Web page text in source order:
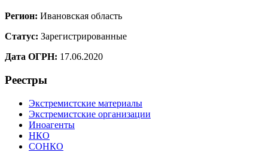
Регион: Ивановская область
Статус: Зарегистрированные
Дата ОГРН: 17.06.2020
Реестры
Экстремистские материалы
Экстремистские организации
Иноагенты
НКО
СОНКО